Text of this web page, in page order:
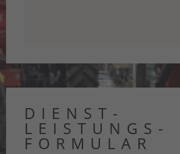
DIENST­
LEISTUNGS­
FORMULAR